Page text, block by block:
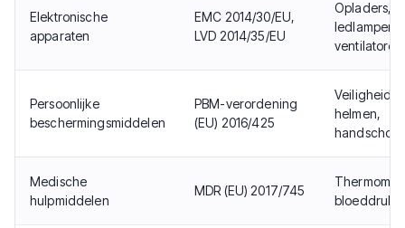
Elektronische
apparaten
EMC 2014/30/EU,
LVD 2014/35/EU
Opladers,
ledlampen,
ventilatoren
Persoonlijke
beschermingsmiddelen
PBM-verordening
(EU) 2016/425
helmen,
Medische
hulpmiddelen
MDR (EU) 2017/745